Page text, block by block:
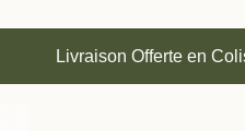
Livraison Offerte en